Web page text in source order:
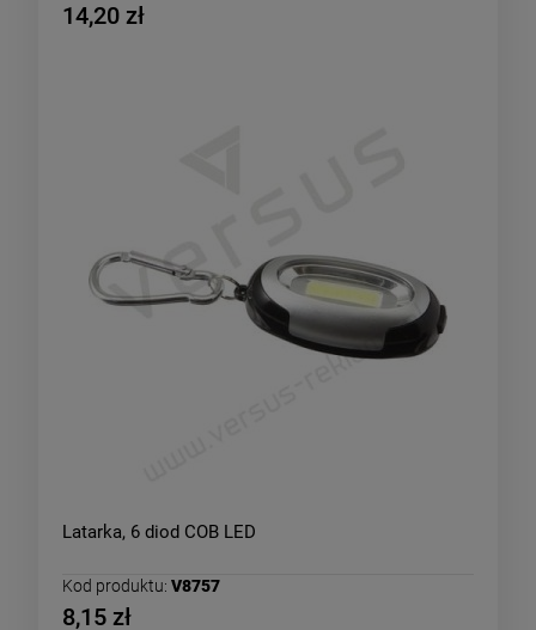
14,20 zł
Latarka, 6 diod COB LED
Kod produktu: V8757
8,15 zł